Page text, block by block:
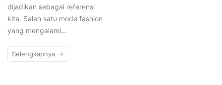
dijadikan sebagai referensi
kita. Salah satu mode fashion
yang mengalami…
Selengkapnya